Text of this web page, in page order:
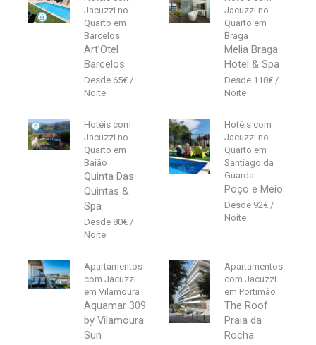
Jacuzzi no
Quarto em
Barcelos
Art’Otel
Barcelos
65€
Jacuzzi no
Quarto em
Braga
Melia Braga
Hotel & Spa
118€
Hotéis com
Jacuzzi no
Quarto em
Baião
Quinta Das
Quintas &
Spa
80€
Hotéis com
Jacuzzi no
Quarto em
Santiago da
Guarda
Poço e Meio
92€
Apartamentos
com Jacuzzi
em Vilamoura
Aquamar 309
by Vilamoura
Sun
Apartamentos
com Jacuzzi
em Portimão
The Roof
Praia da
Rocha